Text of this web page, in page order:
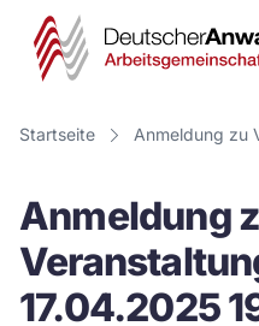
Startseite
Anmeldung
17.04.2025